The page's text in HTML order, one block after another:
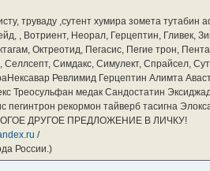
труваду ,сутент хумира зомета
, Вотриент, Неорал, Герцептин, Гливек,
Октреотид, Пегасис, Пегие трон,
Симдакс, Симулект, Спрайсел,
Ревлимид Герцептин Алимта
Треосульфан медак Сандостатин
пегинтрон рекормон тайверб тасигна
ДРУГОЕ ПРЕДЛОЖЕНИЕ В ЛИЧКУ!
/
России.)